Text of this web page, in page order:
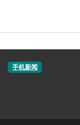
手机新闻